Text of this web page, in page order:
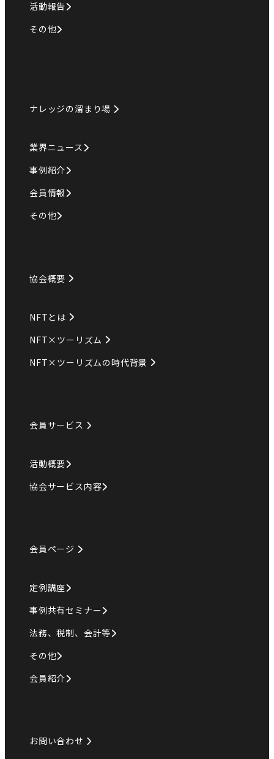
活動報告
その他
ナレッジの溜まり場
業界ニュース
事例紹介
会員情報
その他
協会概要
NFTとは
NFT×ツーリズム
NFT×ツーリズムの時代背景
会員サービス
活動概要
協会サービス内容
会員ページ
定例講座
事例共有セミナー
法務、税制、会計等
その他
会員紹介
お問い合わせ